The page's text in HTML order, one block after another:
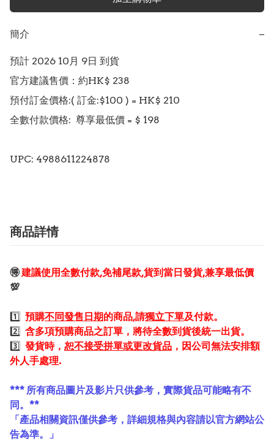
簡介 −
預計 2026 10月 9日 到貨
官方建議售價：約HK$ 238
預付訂金價格:( 訂金:$100 ) = HK$ 210
全數付款價格:  尊享最低價 = $ 198
UPC: 4988611224878
商品詳情
🉐建議使用全數付款,免補尾款,貨到當日發貨,兼享最低價
💯
1️⃣ 預購不同發售日期的商品,請獨立下單及付款。
2️⃣ 含多項預購商品之訂單，將待全數到貨後統一出貨。
3️⃣ 發貨時， 恕不接受拼單或更改貨品 ，因公司無法安排額
外人手處理.
*** 所有商品圖片及影片只供參考，實際貨品可能略有不
同。**
「產品相關資訊僅供參考，詳細規格與內容請以官方網站公
告為準。」